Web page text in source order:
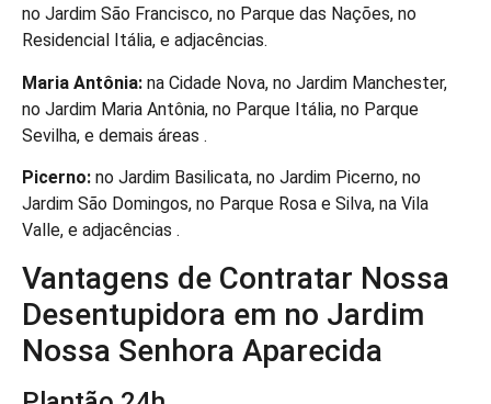
no Jardim São Francisco, no Parque das Nações, no
Residencial Itália, e adjacências.
Maria Antônia: na Cidade Nova, no Jardim Manchester,
no Jardim Maria Antônia, no Parque Itália, no Parque
Sevilha, e demais áreas .
Picerno: no Jardim Basilicata, no Jardim Picerno, no
Jardim São Domingos, no Parque Rosa e Silva, na Vila
Valle, e adjacências .
Vantagens de Contratar Nossa
Desentupidora em no Jardim
Nossa Senhora Aparecida